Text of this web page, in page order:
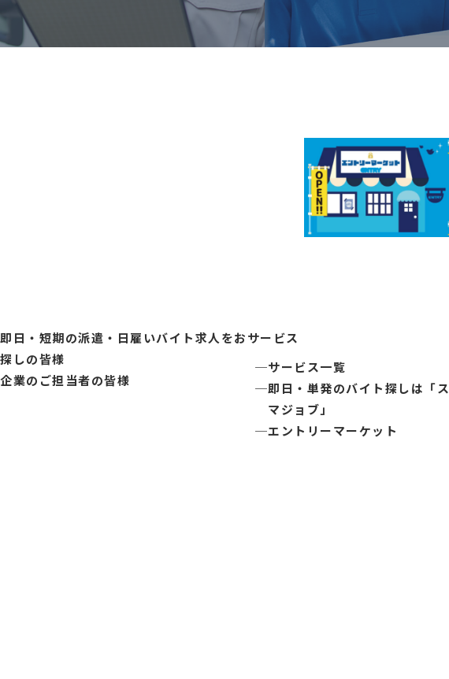
即日・短期の派遣・日雇いバイト求人をお
探しの皆様
企業のご担当者の皆様
サービス
サービス一覧
即日・単発のバイト探しは「ス
マジョブ」
エントリーマーケット